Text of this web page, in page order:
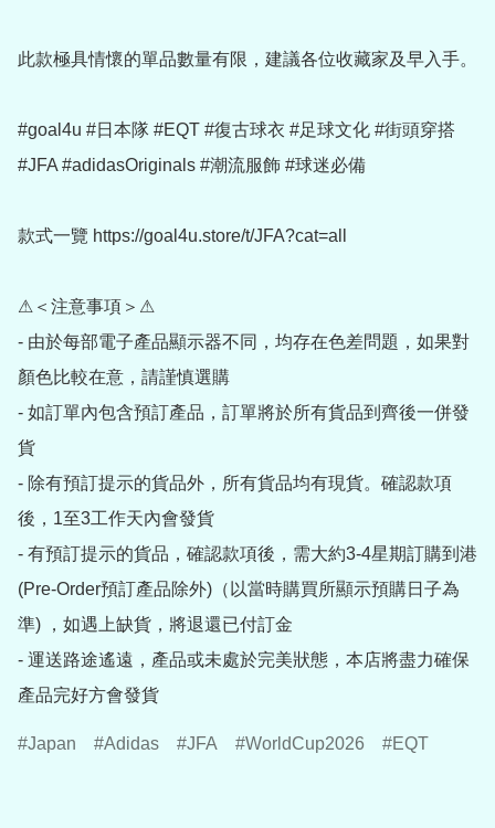
此款極具情懷的單品數量有限，建議各位收藏家及早入手。
#goal4u #日本隊 #EQT #復古球衣 #足球文化 #街頭穿搭
#JFA #adidasOriginals #潮流服飾 #球迷必備
款式一覽 https://goal4u.store/t/JFA?cat=all
⚠＜注意事項＞⚠
- 由於每部電子產品顯示器不同，均存在色差問題，如果對
顏色比較在意，請謹慎選購
- 如訂單內包含預訂產品，訂單將於所有貨品到齊後一併發
貨
- 除有預訂提示的貨品外，所有貨品均有現貨。確認款項
後，1至3工作天內會發貨
- 有預訂提示的貨品，確認款項後，需大約3-4星期訂購到港
(Pre-Order預訂產品除外)（以當時購買所顯示預購日子為
準) ，如遇上缺貨，將退還已付訂金
- 運送路途遙遠，產品或未處於完美狀態，本店將盡力確保
產品完好方會發貨
Japan Adidas JFA WorldCup2026 EQT